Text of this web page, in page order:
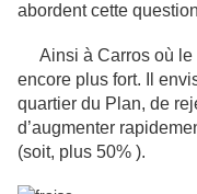
abordent cette
Ainsi à Carros où
encore plus fort. Il
quartier du Plan, de
d’augmenter
(soit, plus 50% ).